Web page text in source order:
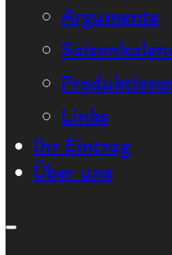
Argumente
Links
Ihr Eintrag
Über uns